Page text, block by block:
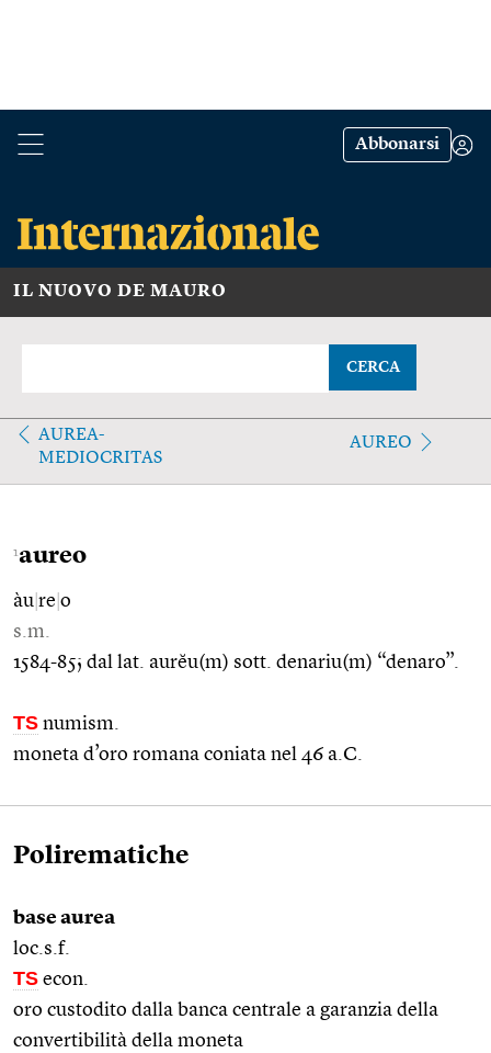
Abbonarsi
IL NUOVO DE MAURO
CERCA
AUREA-
MEDIOCRITAS
AUREO
1aureo
àu re o
s.m.
1584-85; dal lat. aurĕu(m) sott. denariu(m) “denaro”.
TS numism.
moneta d’oro romana coniata nel 46 a.C.
Polirematiche
base aurea
loc.s.f.
TS econ.
oro custodito dalla banca centrale a garanzia della
convertibilità della moneta